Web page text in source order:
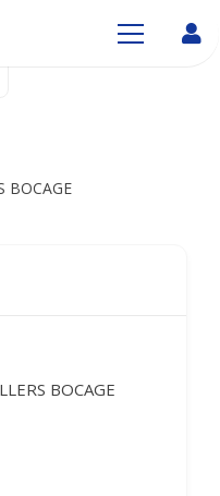
BOCAGE
BOCAGE